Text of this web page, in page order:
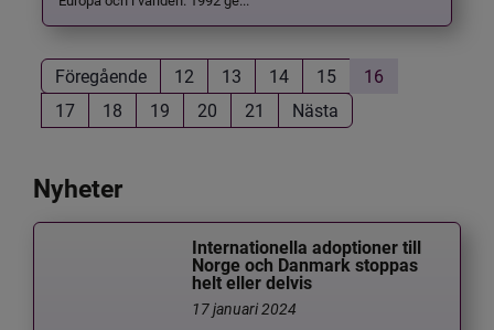
Föregående 12 13 14 15
16
17
18 19 20 21 Nästa
Nyheter
Internationella adoptioner till
Norge och Danmark stoppas
helt eller delvis
17 januari 2024